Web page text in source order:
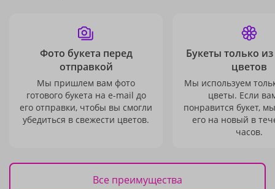
Фото букета перед
отправкой
Мы пришлем вам фото
готового букета на e-mail до
его отправки, чтобы вы смогли
убедиться в свежести цветов.
Букеты только
цветов
Мы используем
цветы. Если
понравится букет,
его на новый в
часов.
Все преимущества